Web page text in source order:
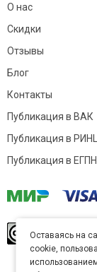
О нас
Скидки
Отзывы
Блог
Контакты
Публикация в ВАК
Публикация в
Публикация в
Оставаясь на
cookie,